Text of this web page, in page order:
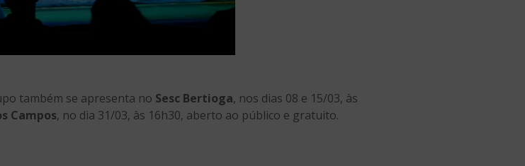
também se apresenta no Sesc Bertioga, nos dias 08 e 15/03, às
Campos, no dia 31/03, às 16h30, aberto ao público e gratuito.